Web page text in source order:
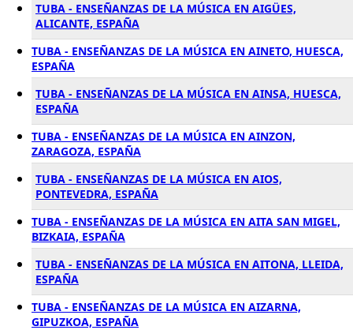
TUBA - ENSEÑANZAS DE LA MÚSICA EN AIGÜES,
ALICANTE, ESPAÑA
TUBA - ENSEÑANZAS DE LA MÚSICA EN AINETO, HUESCA,
ESPAÑA
TUBA - ENSEÑANZAS DE LA MÚSICA EN AINSA, HUESCA,
ESPAÑA
TUBA - ENSEÑANZAS DE LA MÚSICA EN AINZON,
ZARAGOZA, ESPAÑA
TUBA - ENSEÑANZAS DE LA MÚSICA EN AIOS,
PONTEVEDRA, ESPAÑA
TUBA - ENSEÑANZAS DE LA MÚSICA EN AITA SAN MIGEL,
BIZKAIA, ESPAÑA
TUBA - ENSEÑANZAS DE LA MÚSICA EN AITONA, LLEIDA,
ESPAÑA
TUBA - ENSEÑANZAS DE LA MÚSICA EN AIZARNA,
GIPUZKOA, ESPAÑA